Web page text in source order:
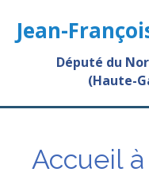
Jean-
Député du
(Haute-
Accueil